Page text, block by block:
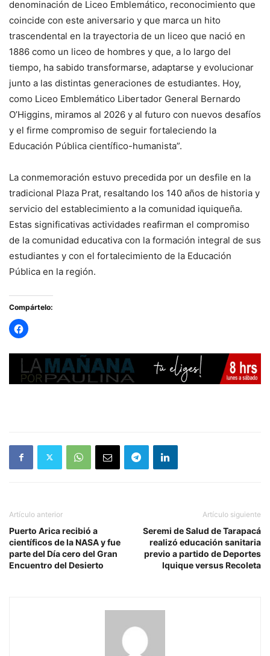
denominación de Liceo Emblemático, reconocimiento que
coincide con este aniversario y que marca un hito
trascendental en la trayectoria de un liceo que nació en
1886 como un liceo de hombres y que, a lo largo del
tiempo, ha sabido transformarse, adaptarse y evolucionar
junto a las distintas generaciones de estudiantes. Hoy,
como Liceo Emblemático Libertador General Bernardo
O’Higgins, miramos al 2026 y al futuro con nuevos desafíos
y el firme compromiso de seguir fortaleciendo la
Educación Pública científico-humanista”.
La conmemoración estuvo precedida por un desfile en la
tradicional Plaza Prat, resaltando los 140 años de historia y
servicio del establecimiento a la comunidad iquiqueña.
Estas significativas actividades reafirman el compromiso
de la comunidad educativa con la formación integral de sus
estudiantes y con el fortalecimiento de la Educación
Pública en la región.
Compártelo:
Artículo anterior
Puerto Arica recibió a
científicos de la NASA y fue
parte del Día cero del Gran
Encuentro del Desierto
Artículo siguiente
Seremi de Salud de Tarapacá
realizó educación sanitaria
previo a partido de Deportes
Iquique versus Recoleta